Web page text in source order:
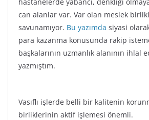
can alanlar var. Var olan meslek
savunamıyor. Bu yazımda siyasi
para kazanma konusunda rakip
başkalarının uzmanlık alanının ihlal
yazmıştım.
Vasıflı işlerde belli bir kalitenin
birliklerinin aktif işlemesi önemli.